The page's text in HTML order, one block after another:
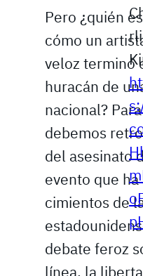
Pero ¿quién
cómo un
veloz terminó
huracán de
nacional?
debemos
del asesinato
evento que
cimientos de
debate feroz
línea, la